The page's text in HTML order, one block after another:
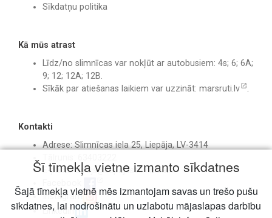
Sīkdatņu politika
Kā mūs atrast
Līdz/no slimnīcas var nokļūt ar autobusiem: 4s; 6; 6A;
9; 12; 12A; 12B.
Sīkāk par atiešanas laikiem var uzzināt: marsruti.lv .
Kontakti
Adrese: Slimnīcas iela 25, Liepāja, LV-3414
E-pasts:birojs@liepajasslimnica.lv
Instagram
Linkedin
Šī tīmekļa vietne izmanto sīkdatnes
Šajā tīmekļa vietnē mēs izmantojam savas un trešo pušu
sīkdatnes, lai nodrošinātu un uzlabotu mājaslapas darbību